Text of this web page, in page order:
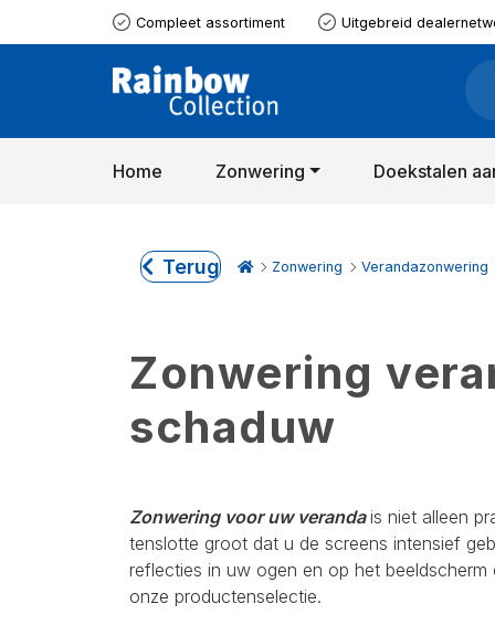
Compleet assortiment Uitgebreid
Home Zonwering Doekstalen
Terug Zonwering Verandazonwering
Zonwering
schaduw
Zonwering voor uw verandais niet alleen
tenslotte groot dat u de screens intensief
reflecties in uw ogen en op het
onze productenselectie.